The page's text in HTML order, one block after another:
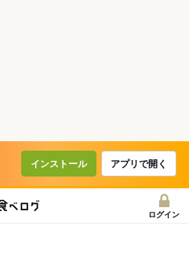
インストール アプリで開く
ログイン